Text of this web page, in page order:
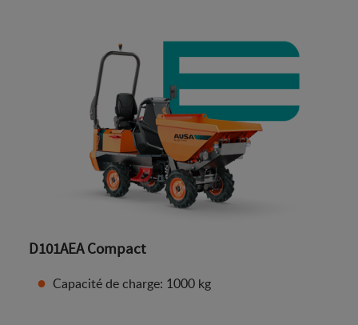
D101AEA Compact
Capacité de charge: 1000 kg